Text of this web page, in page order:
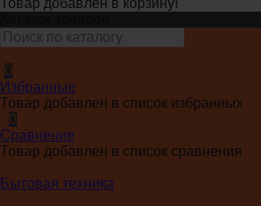
0
Избранные
Товар добавлен в список избранных
0
Сравнение
Товар добавлен в список сравнения
Бытовая техника